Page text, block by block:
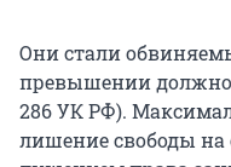
Они стали
превышении
286 УК РФ).
лишение свободы на